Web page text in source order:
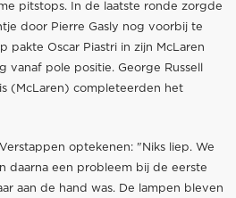
pitstops. In de laatste ronde zorgde
door Pierre Gasly nog voorbij te
pakte Oscar Piastri in zijn McLaren
pole positie. George Russell
(McLaren) completeerden het
optekenen: "Niks liep. We
daarna een probleem bij de eerste
aan de hand was. De lampen bleven